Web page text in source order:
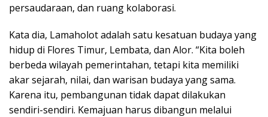
persaudaraan, dan ruang kolaborasi.
Kata dia, Lamaholot adalah satu kesatuan budaya yang
hidup di Flores Timur, Lembata, dan Alor. “Kita boleh
berbeda wilayah pemerintahan, tetapi kita memiliki
akar sejarah, nilai, dan warisan budaya yang sama.
Karena itu, pembangunan tidak dapat dilakukan
sendiri-sendiri. Kemajuan harus dibangun melalui